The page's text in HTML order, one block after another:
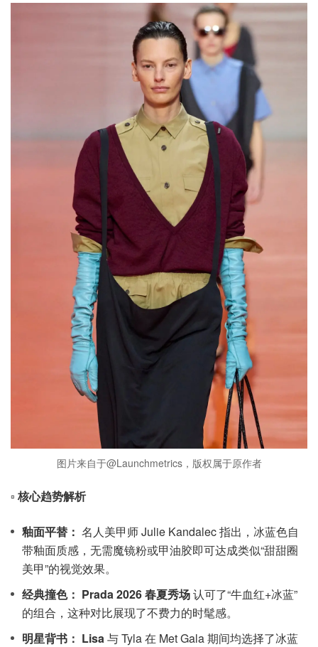
图片来自于@Launchmetrics，版权属于原作者
▫️ 核心趋势解析
釉面平替： 名人美甲师 Julie Kandalec 指出，冰蓝色自
带釉面质感，无需魔镜粉或甲油胶即可达成类似“甜甜圈
美甲”的视觉效果。
经典撞色： Prada 2026 春夏秀场认可了“牛血红+冰蓝”
的组合，这种对比展现了不费力的时髦感。
明星背书： Lisa与 Tyla 在 Met Gala 期间均选择了冰蓝